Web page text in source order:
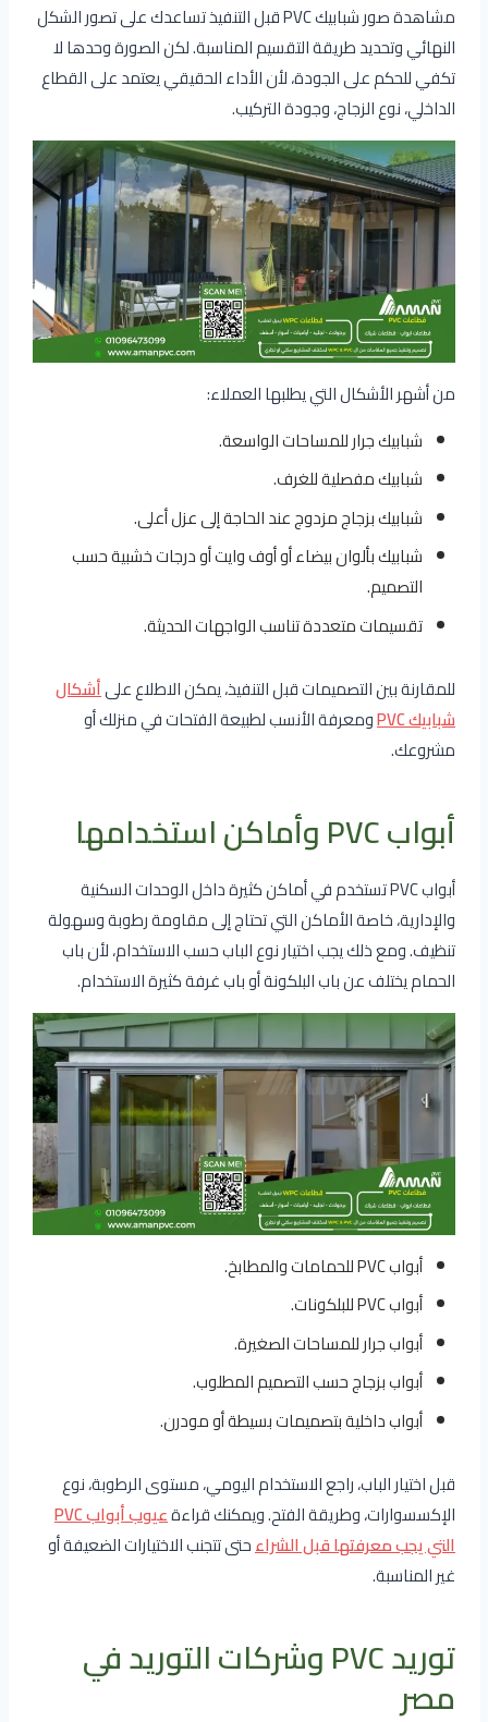
مشاهدة صور شبابيك PVC قبل التنفيذ تساعدك على تصور الشكل
النهائي وتحديد طريقة التقسيم المناسبة. لكن الصورة وحدها لا
تكفي للحكم على الجودة، لأن الأداء الحقيقي يعتمد على القطاع
الداخلي، نوع الزجاج، وجودة التركيب.
من أشهر الأشكال التي يطلبها العملاء:
شبابيك جرار للمساحات الواسعة.
شبابيك مفصلية للغرف.
شبابيك بزجاج مزدوج عند الحاجة إلى عزل أعلى.
شبابيك بألوان بيضاء أو أوف وايت أو درجات خشبية حسب
التصميم.
تقسيمات متعددة تناسب الواجهات الحديثة.
للمقارنة بين التصميمات قبل التنفيذ، يمكن الاطلاع علىأشكال
شبابيك PVC
ومعرفة الأنسب لطبيعة الفتحات في منزلك أو
مشروعك.
أبواب PVC وأماكن استخدامها
أبواب PVC تستخدم في أماكن كثيرة داخل الوحدات السكنية
والإدارية، خاصة الأماكن التي تحتاج إلى مقاومة رطوبة وسهولة
تنظيف. ومع ذلك يجب اختيار نوع الباب حسب الاستخدام، لأن باب
الحمام يختلف عن باب البلكونة أو باب غرفة كثيرة الاستخدام.
أبواب PVC للحمامات والمطابخ.
أبواب PVC للبلكونات.
أبواب جرار للمساحات الصغيرة.
أبواب بزجاج حسب التصميم المطلوب.
أبواب داخلية بتصميمات بسيطة أو مودرن.
قبل اختيار الباب، راجع الاستخدام اليومي، مستوى الرطوبة، نوع
الإكسسوارات، وطريقة الفتح. ويمكنك قراءة
عيوب أبواب PVC
التي يجب معرفتها قبل الشراءحتى تتجنب الاختيارات الضعيفة أو
غير المناسبة.
توريد PVC وشركات التوريد في
مصر